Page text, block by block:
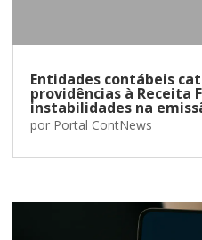
Entidades contábeis
providências à Receita
instabilidades na
por Portal ContNews